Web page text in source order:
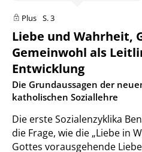
Plus S. 3
Liebe und Wahrheit,
Gemeinwohl als
Entwicklung
:
Die Grundaussagen der
katholischen Soziallehre
Die erste Sozialenzyklika
die Frage, wie die „Liebe in
Gottes vorausgehende